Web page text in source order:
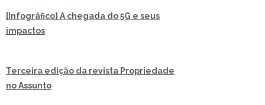
[Infográfico] A chegada do 5G e seus
impactos
Terceira edição da revista Propriedade
no Assunto